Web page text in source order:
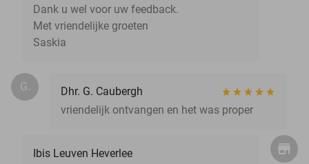
Dank u wel voor uw feedback.
Met vriendelijke groeten
Saskia
G.
Dhr. G. Caubergh
vriendelijk ontvangen en het was proper
Ibis Leuven Heverlee